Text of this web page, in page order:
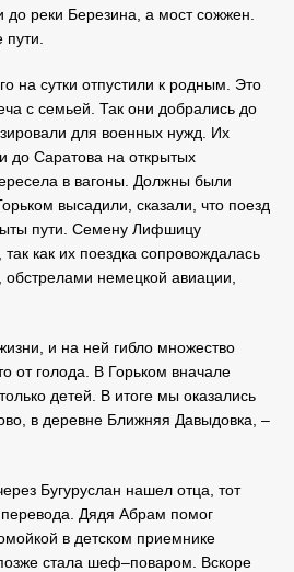
до реки Березина, а мост сожжен.
на сутки отпустили к родным. Это
с семьей. Так они добрались до
для военных нужд. Их
до Саратова на открытых
в вагоны. Должны были
высадили, сказали, что поезд
пути. Семену Лифшицу
как их поездка сопровождалась
немецкой авиации,
и на ней гибло множество
от голода. В Горьком вначале
детей. В итоге мы оказались
в деревне Ближняя Давыдовка, –
Бугуруслан нашел отца, тот
Дядя Абрам помог
в детском приемнике
стала шеф–поваром. Вскоре